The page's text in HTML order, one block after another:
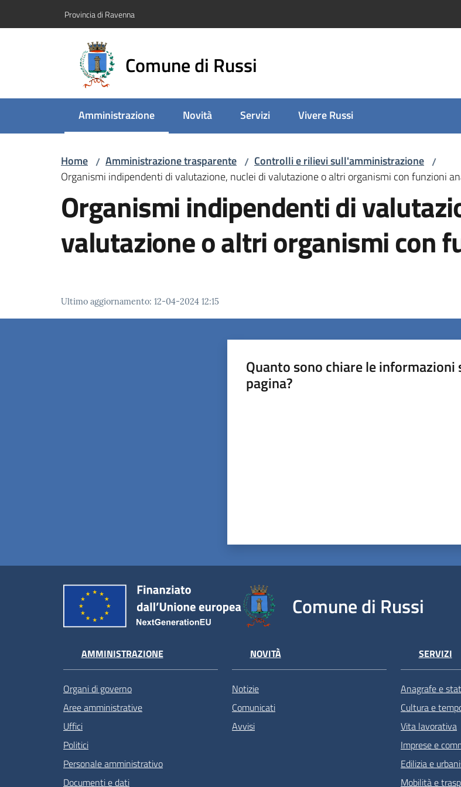
Provincia di Ravenna
Comune di Russi
Amministrazione
Menu selezionato Novità Servizi Vivere Russi
Home / Amministrazione trasparente / Controlli e rilievi sull'amministrazione /
Organismi indipendenti di valutazione, nuclei di valutazione o altri organismi con funzioni
Organismi indipendenti di
valutazione o altri organismi con
Ultimo aggiornamento: 12-04-2024 12:15
Quanto sono chiare le informazioni
pagina?
Comune di Russi
AMMINISTRAZIONE
Organi di governo
Aree amministrative
Uffici
Politici
Personale amministrativo
Documenti e dati
NOVITÀ
Notizie
Comunicati
Avvisi
SERVIZI
Anagrafe e
Cultura e
Vita lavorativa
Imprese e
Edilizia e
Mobilità e